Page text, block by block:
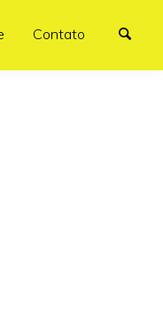
Contato